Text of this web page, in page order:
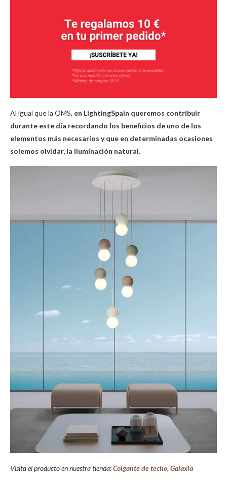
Al igual que la OMS, en LightingSpain queremos contribuir
durante este día recordando los beneficios de uno de los
elementos más necesarios y que en determinadas ocasiones
solemos olvidar, la iluminación natural.
Visita el producto en nuestra tienda:Colgante de techo, Galaxia